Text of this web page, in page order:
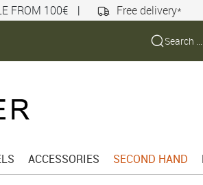
FROM 100€ | Free delivery*
ACCESSORIES SECOND HAND